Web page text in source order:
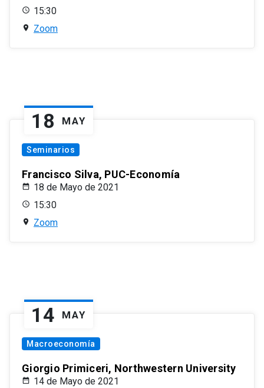
15:30
Zoom
18 MAY
Seminarios
Francisco Silva, PUC-Economía
18 de Mayo de 2021
15:30
Zoom
14 MAY
Macroeconomía
Giorgio Primiceri, Northwestern University
14 de Mayo de 2021